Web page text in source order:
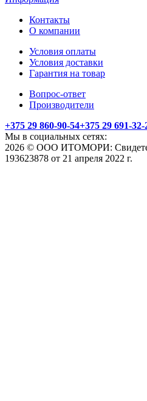
Контакты
О компании
Условия оплаты
Условия доставки
Гарантия на товар
Вопрос-ответ
Производители
+375 29 860-90-54+375 29 691-32-
Мы в социальных сетях:
2026 © ООО ИТОМОРИ:
193623878 от 21 апреля 2022 г.